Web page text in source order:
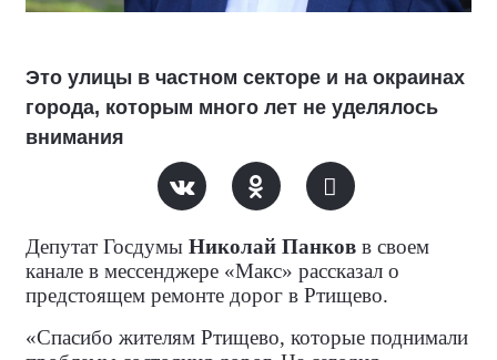
Это улицы в частном секторе и на окраинах
города, которым много лет не уделялось
внимания
Депутат Госдумы Николай Панков в своем
канале в мессенджере «Макс» рассказал о
предстоящем ремонте дорог в Ртищево.
«Спасибо жителям Ртищево, которые поднимали